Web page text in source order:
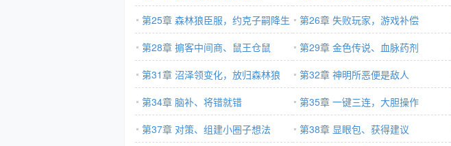
第25章 森林狼臣服，约克子嗣降生
（求月票，求追读）
第26章 失败玩家，游戏补偿
第28章 掮客中间商、鼠王仓鼠
第29章 金色传说、血脉药剂
第31章 沼泽领变化，放归森林狼
第32章 神明所恶便是敌人
第34章 脑补、将错就错 第35章 一键三连，大胆操作
第37章 对策、组建小圈子想法
第38章 显眼包、获得建议